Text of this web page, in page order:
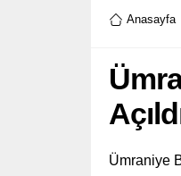
Anasayfa
Ümraniye